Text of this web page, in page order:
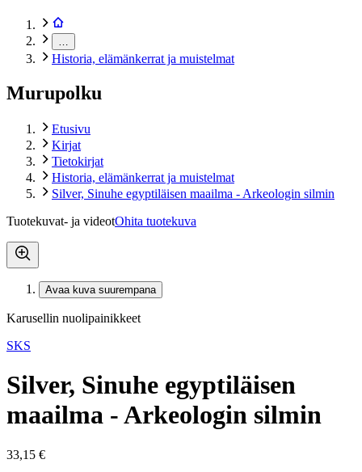
Historia, elämänkerrat ja muistelmat
Murupolku
Etusivu
Kirjat
Tietokirjat
Historia, elämänkerrat ja muistelmat
Silver, Sinuhe egyptiläisen maailma - Arkeologin silmin
Tuotekuvat- ja videotOhita tuotekuva
Avaa kuva suurempana
Karusellin nuolipainikkeet
SKS
Silver, Sinuhe egyptiläisen
maailma - Arkeologin silmin
33,15 €